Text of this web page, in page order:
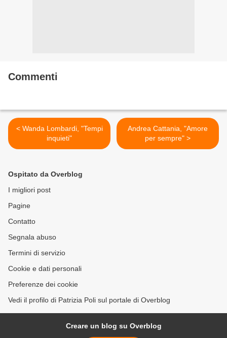
Commenti
< Wanda Lombardi, "Tempi
inquieti"
Andrea Cattania, "Amore
per sempre" >
Ospitato da Overblog
I migliori post
Pagine
Contatto
Segnala abuso
Termini di servizio
Cookie e dati personali
Preferenze dei cookie
Vedi il profilo di Patrizia Poli sul portale di Overblog
Creare un blog su Overblog